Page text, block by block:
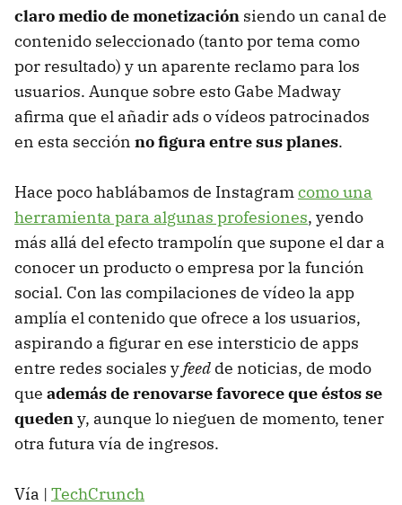
claro medio de monetización siendo un canal de
contenido seleccionado (tanto por tema como
por resultado) y un aparente reclamo para los
usuarios. Aunque sobre esto Gabe Madway
afirma que el añadir ads o vídeos patrocinados
en esta sección no figura entre sus planes.
Hace poco hablábamos de Instagramcomo una
herramienta para algunas profesiones, yendo
más allá del efecto trampolín que supone el dar a
conocer un producto o empresa por la función
social. Con las compilaciones de vídeo la app
amplía el contenido que ofrece a los usuarios,
aspirando a figurar en ese intersticio de apps
entre redes sociales yfeed de noticias, de modo
que además de renovarse favorece que éstos se
quedeny, aunque lo nieguen de momento, tener
otra futura vía de ingresos.
Vía | TechCrunch